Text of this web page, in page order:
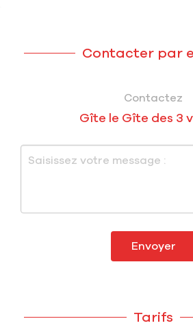
Contacter par
Contactez
Gîte le Gîte des 3
Envoyer
Tarifs